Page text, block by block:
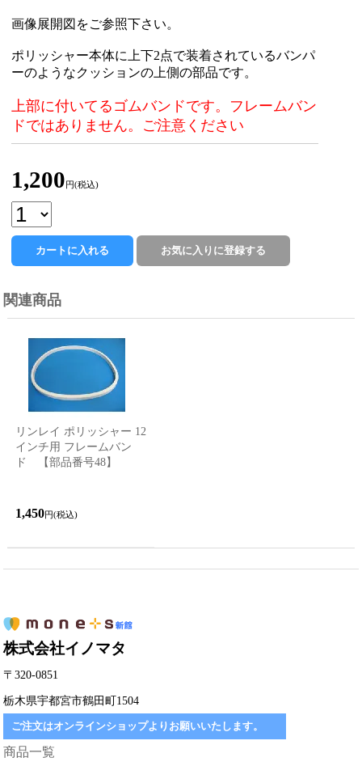
画像展開図をご参照下さい。
ポリッシャー本体に上下2点で装着されているバンパ
ーのようなクッションの上側の部品です。
上部に付いてるゴムバンドです。フレームバン
ドではありません。ご注意ください
1,200 円(税込)
関連商品
リンレイ ポリッシャー 12
インチ用 フレームバン
ド 【部品番号48】
1,450円(税込)
株式会社イノマタ
〒320-0851
栃木県宇都宮市鶴田町1504
ご注文はオンラインショップよりお願いいたします。
商品一覧